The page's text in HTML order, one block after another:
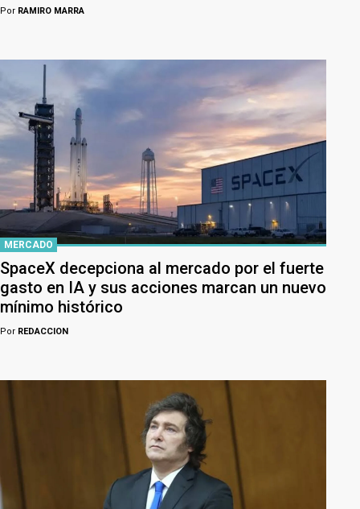
Por RAMIRO MARRA
MERCADO
SpaceX decepciona al mercado por el fuerte
gasto en IA y sus acciones marcan un nuevo
mínimo histórico
Por REDACCION